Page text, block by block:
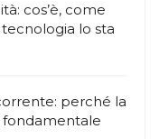
cos’è, come
lo sta
perché la